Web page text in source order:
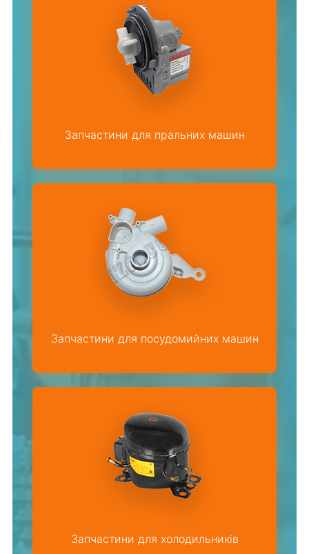
Запчастини для пральних машин
Запчастини для посудомийних машин
Запчастини для холодильників